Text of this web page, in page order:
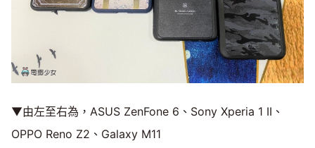
▼由左至右為，ASUS ZenFone 6、Sony Xperia 1 II、
OPPO Reno Z2、Galaxy M11